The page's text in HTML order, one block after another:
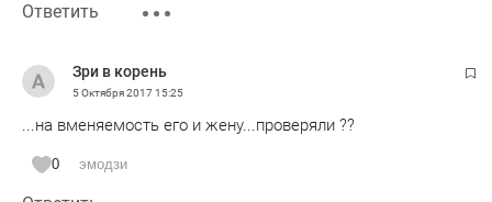
Ответить
Зри в корень
5 Октября 201715:25
...на вменяемость его и жену...проверяли ??
0 эмодзи